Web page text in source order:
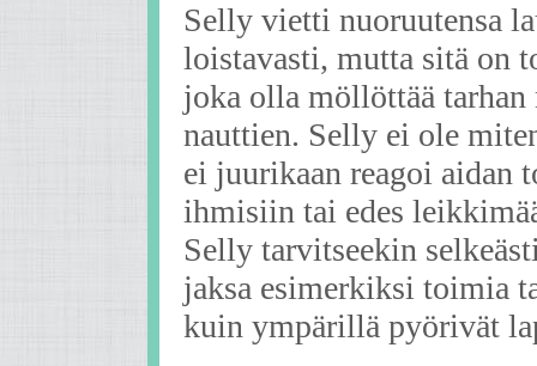
Selly vietti nuoruutensa
loistavasti, mutta sitä on
joka olla möllöttää tarhan
nauttien. Selly ei ole
ei juurikaan reagoi aidan
ihmisiin tai edes
Selly tarvitseekin
jaksa esimerkiksi toimia
kuin ympärillä pyörivät